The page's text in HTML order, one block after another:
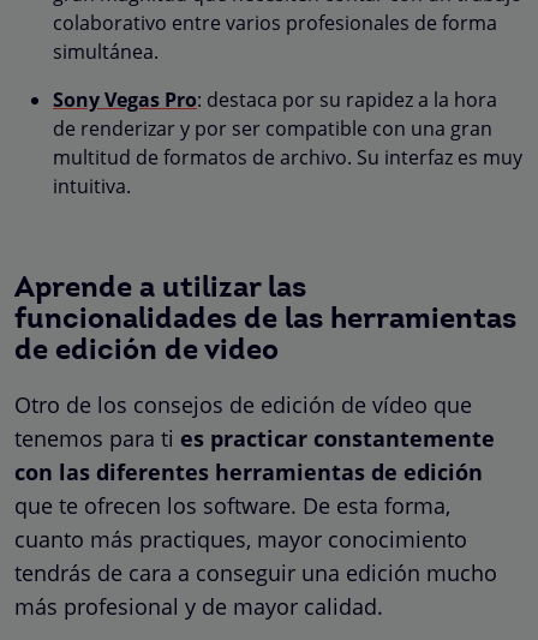
colaborativo entre varios profesionales de forma
simultánea.
Sony Vegas Pro: destaca por su rapidez a la hora
de renderizar y por ser compatible con una gran
multitud de formatos de archivo. Su interfaz es muy
intuitiva.
Aprende a utilizar las
funcionalidades de las herramientas
de edición de video
Otro de los consejos de edición de vídeo que
tenemos para ti es practicar constantemente
con las diferentes herramientas de edición
que te ofrecen los software. De esta forma,
cuanto más practiques, mayor conocimiento
tendrás de cara a conseguir una edición mucho
más profesional y de mayor calidad.